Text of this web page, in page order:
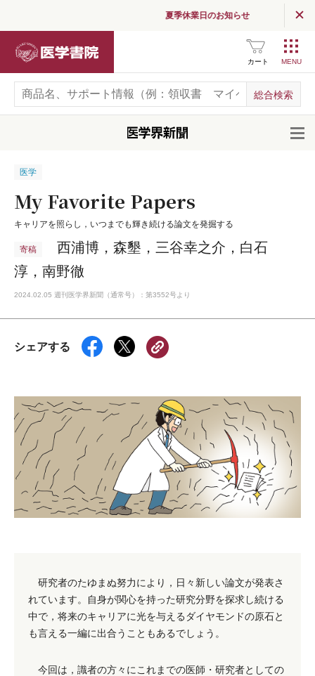
夏季休業日のお知らせ
カート
医学
My Favorite Papers
キャリアを照らし，いつまでも輝き続ける論文を発掘する
寄稿
西浦博，森墾，三谷幸之介，白石
淳，南野徹
2024.02.05 週刊医学界新聞（通常号）：第3552号より
シェアする
研究者のたゆまぬ努力により，日々新しい論文が発表さ
れています。自身が関心を持った研究分野を探求し続ける
中で，将来のキャリアに光を与えるダイヤモンドの原石と
も言える一編に出合うこともあるでしょう。
今回は，識者の方々にこれまでの医師・研究者としての